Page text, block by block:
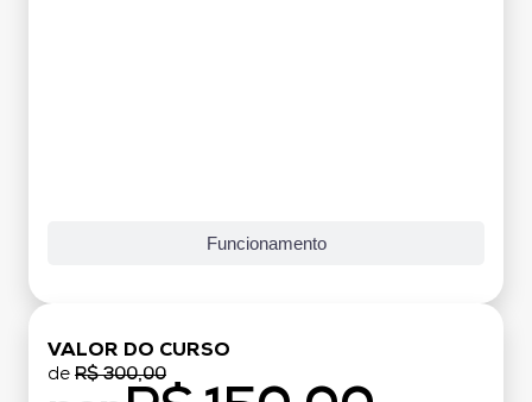
Funcionamento
VALOR DO CURSO
de R$ 300,00